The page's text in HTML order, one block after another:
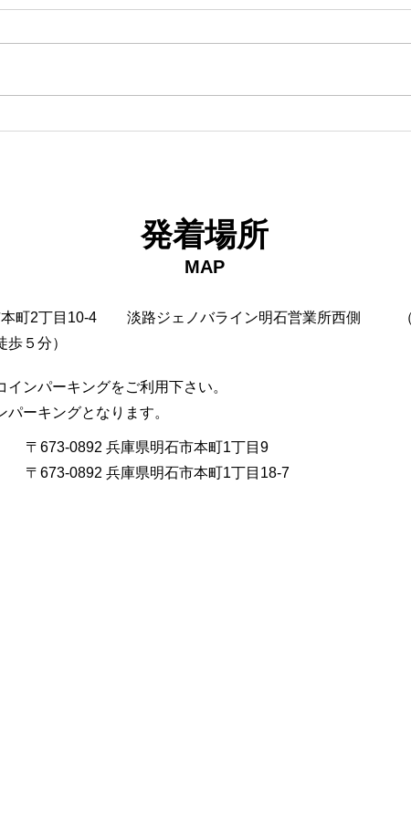
18日タコ便 10日
発着場所
MAP
町2丁目10-4 淡路ジェノバライン明石営業所西側
５分）
ンパーキングをご利用下さい。
ーキングとなります。
〒673-0892 兵庫県明石市本町1丁目9
〒673-0892 兵庫県明石市本町1丁目18-7